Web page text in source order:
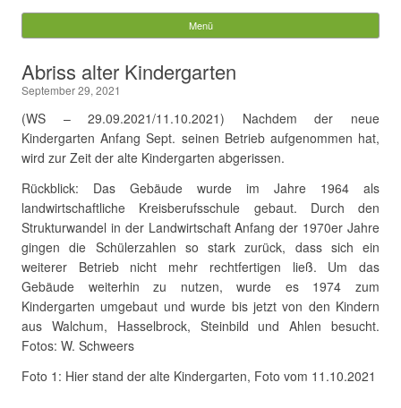
Gemeinde Walchum
nach:
Menü
Abriss alter Kindergarten
September 29, 2021
(WS – 29.09.2021/11.10.2021) Nachdem der neue
Kindergarten Anfang Sept. seinen Betrieb aufgenommen hat,
wird zur Zeit der alte Kindergarten abgerissen.
Rückblick: Das Gebäude wurde im Jahre 1964 als
landwirtschaftliche Kreisberufsschule gebaut. Durch den
Strukturwandel in der Landwirtschaft Anfang der 1970er Jahre
gingen die Schülerzahlen so stark zurück, dass sich ein
weiterer Betrieb nicht mehr rechtfertigen ließ. Um das
Gebäude weiterhin zu nutzen, wurde es 1974 zum
Kindergarten umgebaut und wurde bis jetzt von den Kindern
aus Walchum, Hasselbrock, Steinbild und Ahlen besucht.
Fotos: W. Schweers
Foto 1: Hier stand der alte Kindergarten, Foto vom 11.10.2021